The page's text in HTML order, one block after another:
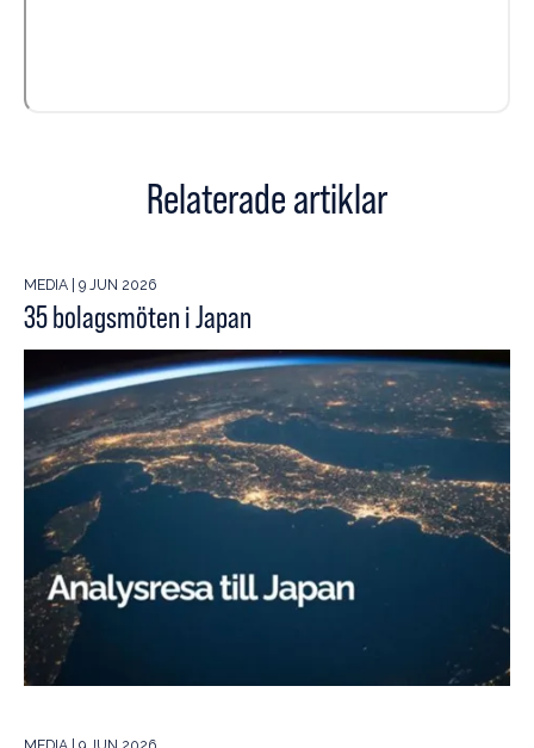
Relaterade artiklar
MEDIA | 9 JUN 2026
35 bolagsmöten i Japan